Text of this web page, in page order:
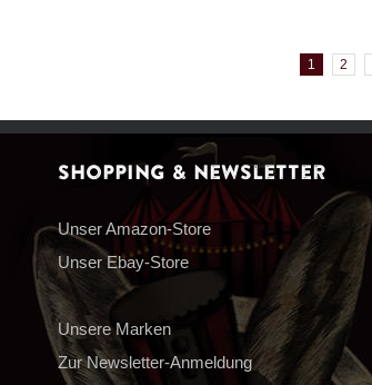
1 2
Shopping & Newsletter
Unser Amazon-Store
Unser Ebay-Store
Unsere Marken
Zur Newsletter-Anmeldung